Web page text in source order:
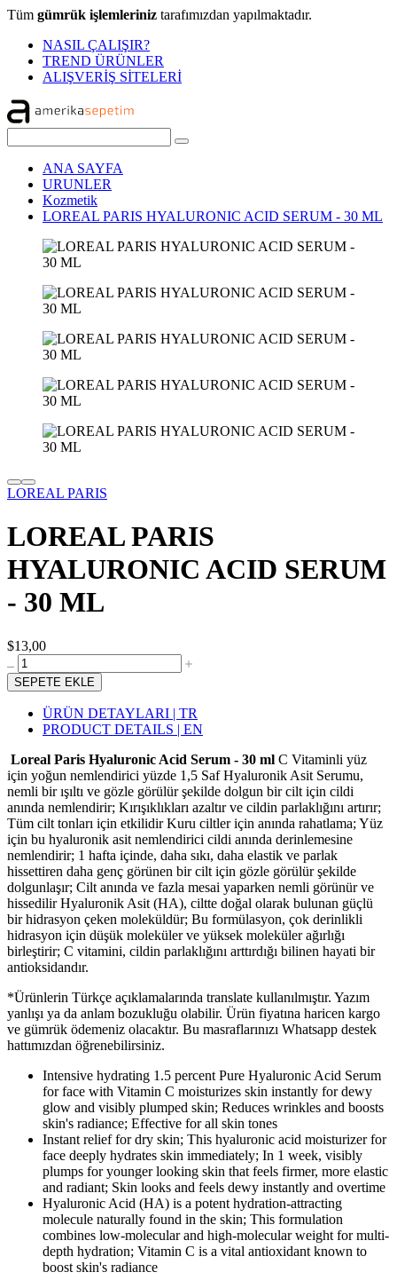
Tüm gümrük işlemleriniz tarafımızdan yapılmaktadır.
NASIL ÇALIŞIR?
TREND ÜRÜNLER
ALIŞVERİŞ SİTELERİ
ANA SAYFA
URUNLER
Kozmetik
LOREAL PARIS HYALURONIC ACID SERUM - 30 ML
LOREAL PARIS
LOREAL PARIS
HYALURONIC ACID SERUM
- 30 ML
$13,00
SEPETE EKLE
ÜRÜN DETAYLARI | TR
PRODUCT DETAILS | EN
Loreal Paris Hyaluronic Acid Serum - 30 ml C Vitaminli yüz
için yoğun nemlendirici yüzde 1,5 Saf Hyaluronik Asit Serumu,
nemli bir ışıltı ve gözle görülür şekilde dolgun bir cilt için cildi
anında nemlendirir; Kırışıklıkları azaltır ve cildin parlaklığını artırır;
Tüm cilt tonları için etkilidir Kuru ciltler için anında rahatlama; Yüz
için bu hyaluronik asit nemlendirici cildi anında derinlemesine
nemlendirir; 1 hafta içinde, daha sıkı, daha elastik ve parlak
hissettiren daha genç görünen bir cilt için gözle görülür şekilde
dolgunlaşır; Cilt anında ve fazla mesai yaparken nemli görünür ve
hissedilir Hyaluronik Asit (HA), ciltte doğal olarak bulunan güçlü
bir hidrasyon çeken moleküldür; Bu formülasyon, çok derinlikli
hidrasyon için düşük moleküler ve yüksek moleküler ağırlığı
birleştirir; C vitamini, cildin parlaklığını arttırdığı bilinen hayati bir
antioksidandır.
*Ürünlerin Türkçe açıklamalarında translate kullanılmıştır. Yazım
yanlışı ya da anlam bozukluğu olabilir. Ürün fiyatına haricen kargo
ve gümrük ödemeniz olacaktır. Bu masraflarınızı Whatsapp destek
hattımızdan öğrenebilirsiniz.
Intensive hydrating 1.5 percent Pure Hyaluronic Acid Serum
for face with Vitamin C moisturizes skin instantly for dewy
glow and visibly plumped skin; Reduces wrinkles and boosts
skin's radiance; Effective for all skin tones
Instant relief for dry skin; This hyaluronic acid moisturizer for
face deeply hydrates skin immediately; In 1 week, visibly
plumps for younger looking skin that feels firmer, more elastic
and radiant; Skin looks and feels dewy instantly and overtime
Hyaluronic Acid (HA) is a potent hydration-attracting
molecule naturally found in the skin; This formulation
combines low-molecular and high-molecular weight for multi-
depth hydration; Vitamin C is a vital antioxidant known to
boost skin's radiance